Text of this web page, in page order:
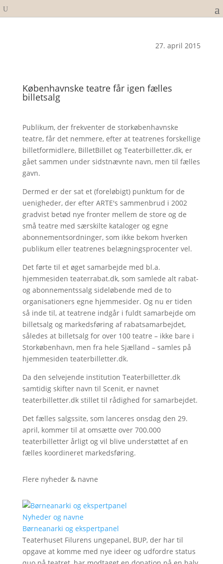
27. april 2015
Københavnske teatre får igen fælles
billetsalg
Publikum, der frekventer de storkøbenhavnske
teatre, får det nemmere, efter at teatrenes forskellige
billetformidlere, BilletBillet og Teaterbilletter.dk, er
gået sammen under sidstnævnte navn, men til fælles
gavn.
Dermed er der sat et (foreløbigt) punktum for de
uenigheder, der efter ARTE's sammenbrud i 2002
gradvist betød nye fronter mellem de store og de
små teatre med særskilte kataloger og egne
abonnementsordninger, som ikke bekom hverken
publikum eller teatrenes belægningsprocenter vel.
Det førte til et øget samarbejde med bl.a.
hjemmesiden teaterrabat.dk, som samlede alt rabat-
og abonnementssalg sideløbende med de to
organisationers egne hjemmesider. Og nu er tiden
så inde til, at teatrene indgår i fuldt samarbejde om
billetsalg og markedsføring af rabatsamarbejdet,
således at billetsalg for over 100 teatre – ikke bare i
Storkøbenhavn, men fra hele Sjælland – samles på
hjemmesiden teaterbilletter.dk.
Da den selvejende institution Teaterbilletter.dk
samtidig skifter navn til Scenit, er navnet
teaterbilletter.dk stillet til rådighed for samarbejdet.
Det fælles salgssite, som lanceres onsdag den 29.
april, kommer til at omsætte over 700.000
teaterbilletter årligt og vil blive understøttet af en
fælles koordineret markedsføring.
Flere nyheder & navne
Nyheder og navne
Børneanarki og ekspertpanel
Teaterhuset Filurens ungepanel, BUP, der har til
opgave at komme med nye ideer og udfordre status